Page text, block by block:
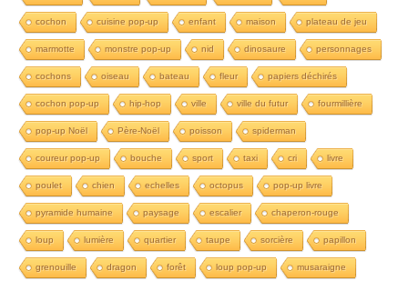
cochon cuisine pop-up enfant maison plateau de jeu
marmotte monstre pop-up nid dinosaure personnages
cochons oiseau bateau fleur papiers déchirés
cochon pop-up hip-hop ville ville du futur fourmillière
pop-up Noël Père-Noël poisson spiderman
coureur pop-up bouche sport taxi cri livre
poulet chien echelles octopus pop-up livre
pyramide humaine paysage escalier chaperon-rouge
loup lumière quartier taupe sorcière papillon
grenouille dragon forêt loup pop-up musaraigne